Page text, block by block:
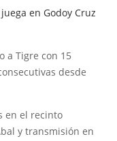
en Godoy Cruz
a Tigre con 15
desde
en el recinto
y transmisión en